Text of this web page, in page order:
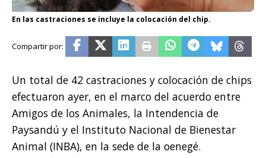
En las castraciones se incluye la colocación del chip.
Un total de 42 castraciones y colocación de chips
efectuaron ayer, en el marco del acuerdo entre
Amigos de los Animales, la Intendencia de
Paysandú y el Instituto Nacional de Bienestar
Animal (INBA), en la sede de la oenegé.